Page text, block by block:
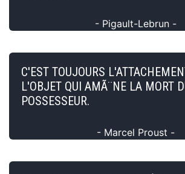
- Pigault-Lebrun -
C'EST TOUJOURS
L'OBJET QUI AMÃ¨NE LA MORT
POSSESSEUR.
- Marcel Proust -